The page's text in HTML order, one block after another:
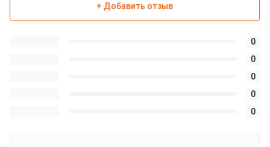
+ Добавить отзыв
0
0
0
0
0